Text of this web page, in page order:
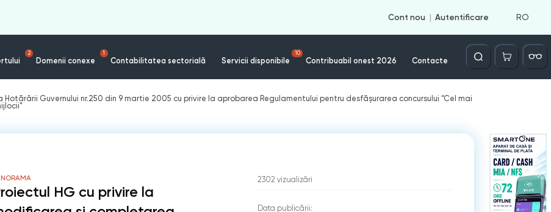
Cont nou Autentificare RO
2
Domenii conexe
1
Contabilitatea sectorială Servicii disponibile
10
Contribuabil onest 2026 Contacte
Căutare
Guvernului nr.250 din 9 martie 2005 cu privire la aprobarea Regulamentului pentru desfăşurarea concursului “Cel mai
HG cu privire la
2302 vizualizări
Data publicării: